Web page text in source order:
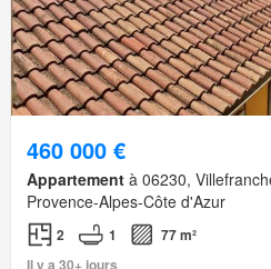
460 000 €
Appartement à 06230,
Provence-Alpes-Côte d'Azur
2 1
77 m²
Il y a 30+ jours